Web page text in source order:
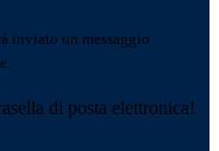
inviato un messaggio
di posta elettronica!